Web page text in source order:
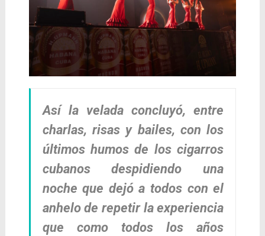
Así la velada concluyó, entre
charlas, risas y bailes, con los
últimos humos de los cigarros
cubanos despidiendo una
noche que dejó a todos con el
anhelo de repetir la experiencia
que como todos los años